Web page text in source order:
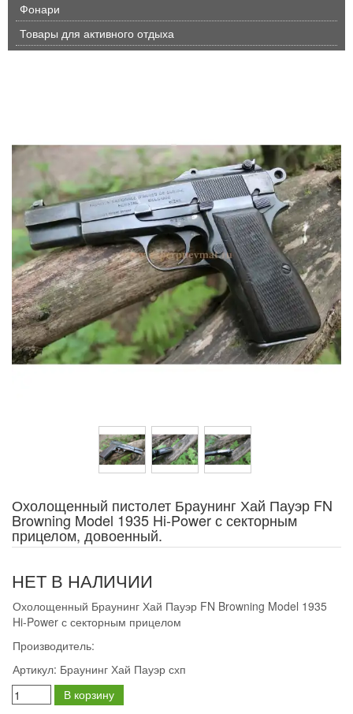
Фонари
Товары для активного отдыха
Охолощенный пистолет Браунинг Хай Пауэр FN
Browning Model 1935 Hi-Power с секторным
прицелом, довоенный.
НЕТ В НАЛИЧИИ
Охолощенный Браунинг Хай Пауэр FN Browning Model 1935
Hi-Power с секторным прицелом
Производитель:
Артикул: Браунинг Хай Пауэр схп
В корзину